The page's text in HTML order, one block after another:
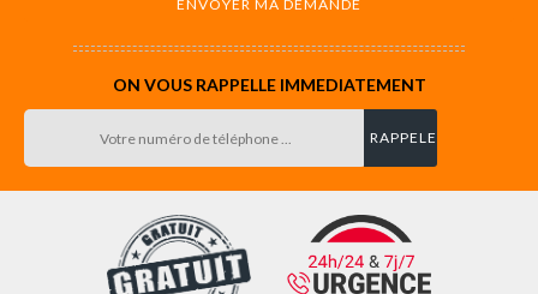
ON VOUS RAPPELLE IMMEDIATEMENT